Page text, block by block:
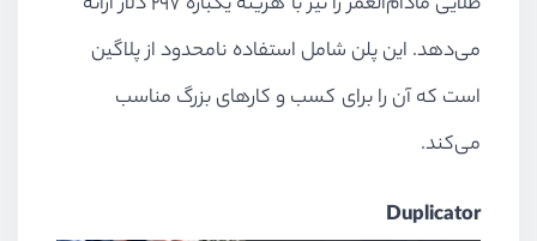
می‌دهد. این پلن شامل استفاده نامحدود از پلاگین
است که آن را برای کسب و کارهای بزرگ مناسب
می‌کند.
Duplicator